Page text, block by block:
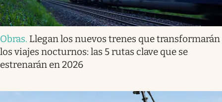
Obras. Llegan los nuevos trenes que transformarán
los viajes nocturnos: las 5 rutas clave que se
estrenarán en 2026